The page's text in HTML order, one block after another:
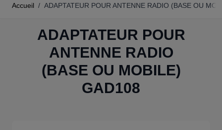
Accueil / ADAPTATEUR POUR ANTENNE RADIO (BASE OU
ADAPTATEUR POUR
ANTENNE RADIO
(BASE OU MOBILE)
GAD108